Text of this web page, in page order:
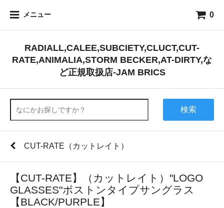
メニュー 0
RADIALL,CALEE,SUBCIETY,CLUCT,CUT-
RATE,ANIMALIA,STORM BECKER,AT-DIRTY,な
ど正規取扱店-JAM BRICS
検索
CUT-RATE（カットレイト）
【CUT-RATE】（カットレイト）"LOGO
GLASSES"ボストンタイプサングラス
【BLACK/PURPLE】